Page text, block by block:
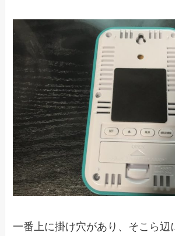
一番上に掛け穴があり、そこら辺